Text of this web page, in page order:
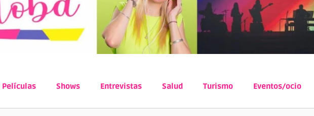
Películas Shows Entrevistas Salud Turismo Eventos/ocio